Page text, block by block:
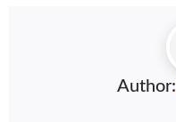
Author: